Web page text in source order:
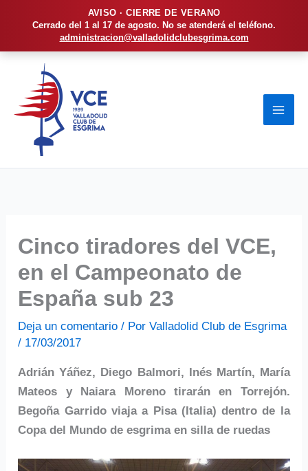
AVISO · CIERRE DE VERANO
Cerrado del 1 al 17 de agosto. No se atenderá el teléfono.
administracion@valladolidclubesgrima.com
contenido
Cinco tiradores del VCE,
en el Campeonato de
España sub 23
Deja un comentario / PorValladolid Club de Esgrima
/ 17/03/2017
Adrián Yáñez, Diego Balmori, Inés Martín, María
Mateos y Naiara Moreno tirarán en Torrejón.
Begoña Garrido viaja a Pisa (Italia) dentro de la
Copa del Mundo de esgrima en silla de ruedas